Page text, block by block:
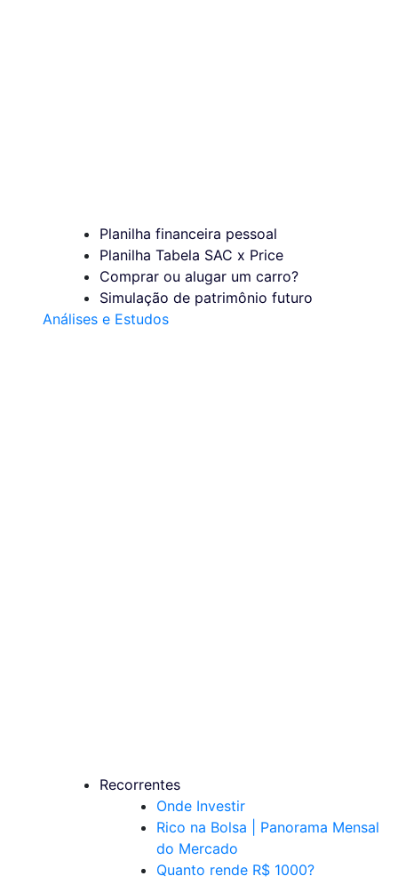
Planilha financeira pessoal
Planilha Tabela SAC x Price
Comprar ou alugar um carro?
Simulação de patrimônio futuro
Análises e Estudos
Recorrentes
Onde Investir
Rico na Bolsa | Panorama Mensal
do Mercado
Quanto rende R$ 1000?